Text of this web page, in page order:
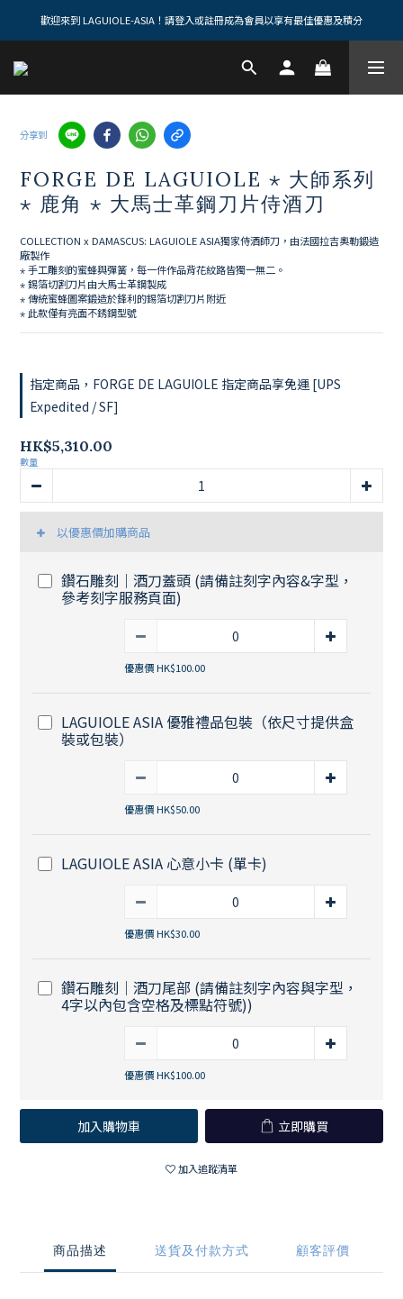
歡迎來到 LAGUIOLE-ASIA！請登入或註冊成為會員以享有最佳優惠及積分
分享到
FORGE DE LAGUIOLE ⋆ 大師系列
⋆ 鹿角 ⋆ 大馬士革鋼刀片侍酒刀
COLLECTION x DAMASCUS: LAGUIOLE ASIA獨家侍酒師刀，由法國拉吉奧勒鍛造
廠製作
⋆ 手工雕刻的蜜蜂與彈簧，每一件作品背花紋路皆獨一無二。
⋆ 錫箔切割刀片由大馬士革鋼製成
⋆ 傳統蜜蜂圖案鍛造於鋒利的錫箔切割刀片附近
⋆ 此款僅有亮面不銹鋼型號
指定商品，FORGE DE LAGUIOLE 指定商品享免運 [UPS
Expedited / SF]
HK$5,310.00
數量
以優惠價加購商品
鑽石雕刻｜酒刀蓋頭 (請備註刻字內容&字型，
參考刻字服務頁面)
優惠價 HK$100.00
LAGUIOLE ASIA 優雅禮品包裝（依尺寸提供盒
裝或包裝）
優惠價 HK$50.00
LAGUIOLE ASIA 心意小卡 (單卡)
優惠價 HK$30.00
鑽石雕刻｜酒刀尾部 (請備註刻字內容與字型，
4字以內包含空格及標點符號))
優惠價 HK$100.00
加入購物車 立即購買
加入追蹤清單
商品描述 送貨及付款方式 顧客評價